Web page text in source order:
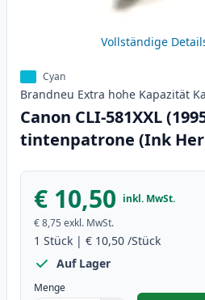
Vollständige
Cyan
Brandneu Extra hohe Kapazität
Canon CLI-581XXL
tintenpatrone (Ink
€ 10,50 inkl. MwSt.
€ 8,75 exkl. MwSt.
1 Stück | € 10,50 /Stück
Auf Lager
Menge